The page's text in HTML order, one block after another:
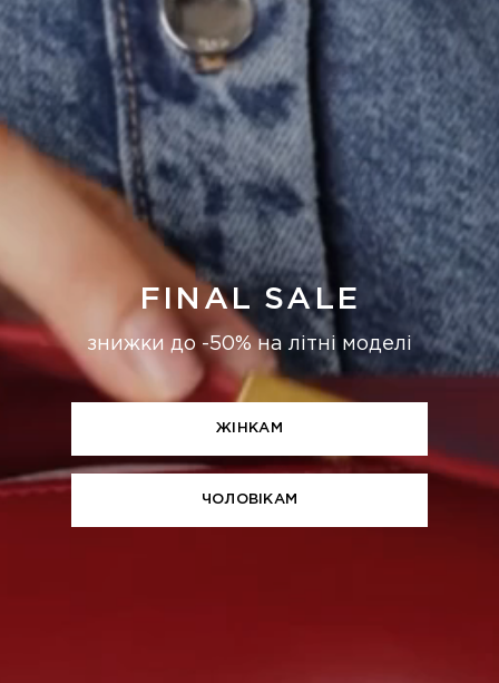
FINAL SALE
знижки до -50% на літні моделі
ЖІНКАМ
ЧОЛОВІКАМ